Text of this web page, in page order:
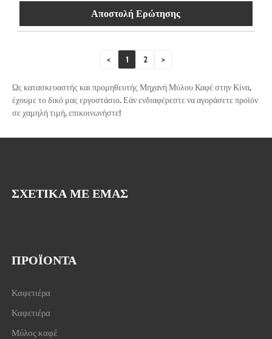
Αποστολή Ερώτησης
< 1 2 >
Ως κατασκευαστής και προμηθευτής Μηχανή Μύλου Καφέ στην Κίνα,
έχουμε το δικό μας εργοστάσιο. Εάν ενδιαφέρεστε να αγοράσετε προϊόν
σε χαμηλή τιμή, επικοινωνήστε!
ΣΧΕΤΙΚΆ ΜΕ ΕΜΆΣ
ΠΡΟΪΌΝΤΑ
Καφετιέρα
Καφετιέρα
Μύλος καφέ